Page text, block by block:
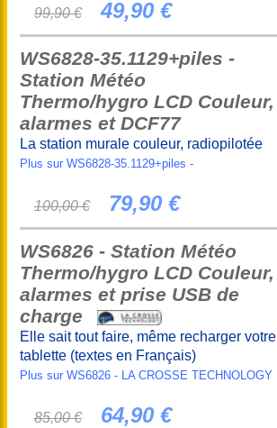
99,90 € 49,90 €
WS6828-35.1129+piles -
Station Météo
Thermo/hygro LCD Couleur,
alarmes et DCF77
La station murale couleur, radiopilotée
Plus sur WS6828-35.1129+piles -
100,00 € 79,90 €
WS6826 - Station Météo
Thermo/hygro LCD Couleur,
alarmes et prise USB de
charge
Elle sait tout faire, même recharger votre
tablette (textes en Français)
Plus sur WS6826 - LA CROSSE TECHNOLOGY
85,00 € 64,90 €